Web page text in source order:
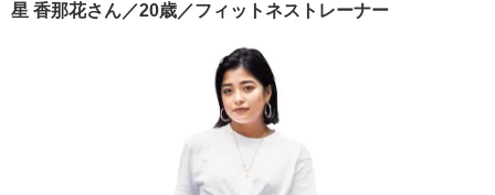
星 香那花さん／20歳／フィットネストレーナー